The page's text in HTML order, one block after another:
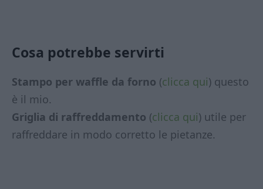
Cosa potrebbe servirti
Stampo per waffle da forno (clicca qui) questo
è il mio.
Griglia di raffreddamento (clicca qui) utile per
raffreddare in modo corretto le pietanze.